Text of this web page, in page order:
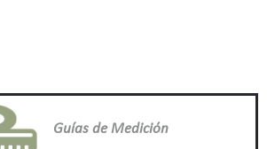
Guías de Medición